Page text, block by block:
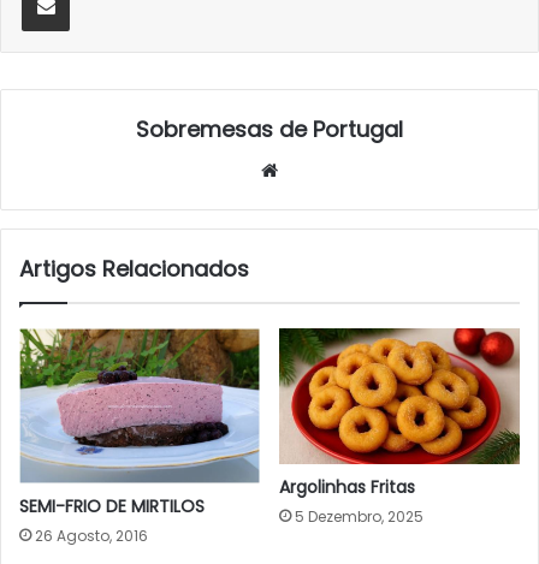
Sobremesas de Portugal
Artigos Relacionados
SEMI-FRIO DE MIRTILOS
26 Agosto, 2016
Argolinhas Fritas
5 Dezembro, 2025